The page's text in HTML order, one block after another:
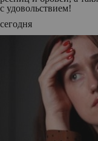
с удовольствием!
сегодня